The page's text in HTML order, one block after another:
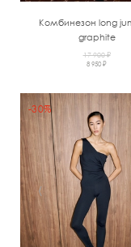
Комбинезон long
graphite
17 900 ₽
8 950 ₽
‹
-30%